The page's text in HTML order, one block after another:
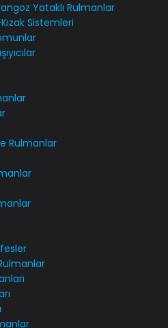
Yataklı Rulmanlar
Sistemleri
Rulmanlar